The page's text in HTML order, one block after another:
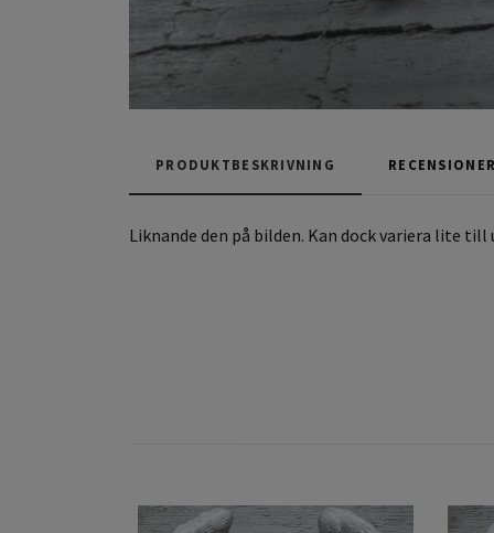
PRODUKTBESKRIVNING
Liknande den på bilden. Kan dock variera lite